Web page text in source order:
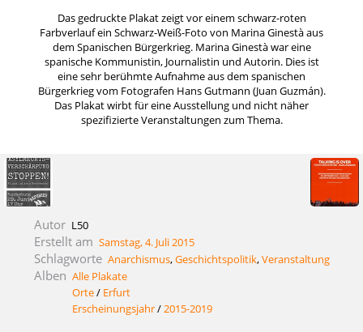
Das gedruckte Plakat zeigt vor einem schwarz-roten
Farbverlauf ein Schwarz-Weiß-Foto von Marina Ginestà aus
dem Spanischen Bürgerkrieg. Marina Ginestà war eine
spanische Kommunistin, Journalistin und Autorin. Dies ist
eine sehr berühmte Aufnahme aus dem spanischen
Bürgerkrieg vom Fotografen Hans Gutmann (Juan Guzmán).
Das Plakat wirbt für eine Ausstellung und nicht näher
spezifizierte Veranstaltungen zum Thema.
Autor L50
Erstellt am Samstag, 4. Juli 2015
Schlagworte Anarchismus,Geschichtspolitik,Veranstaltung
Alben Alle Plakate
Orte/ Erfurt
Erscheinungsjahr/2015-2019